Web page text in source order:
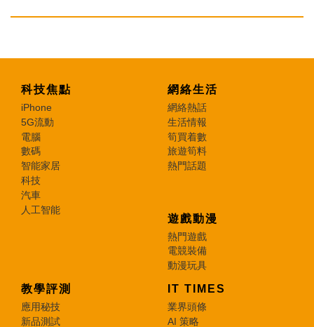
科技焦點
iPhone
5G流動
電腦
數碼
智能家居
科技
汽車
人工智能
網絡生活
網絡熱話
生活情報
筍買着數
旅遊筍料
熱門話題
遊戲動漫
熱門遊戲
電競裝備
動漫玩具
教學評測
應用秘技
新品測試
IT TIMES
業界頭條
AI 策略